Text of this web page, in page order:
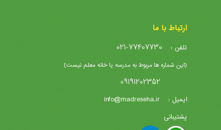
ارتباط با ما
تلفن : 021-77407730
(این شماره ها مربوط به مدرسه یا خانه معلم نیست)
09191202352
ایمیل : info@madreseha.ir
پشتیبانی